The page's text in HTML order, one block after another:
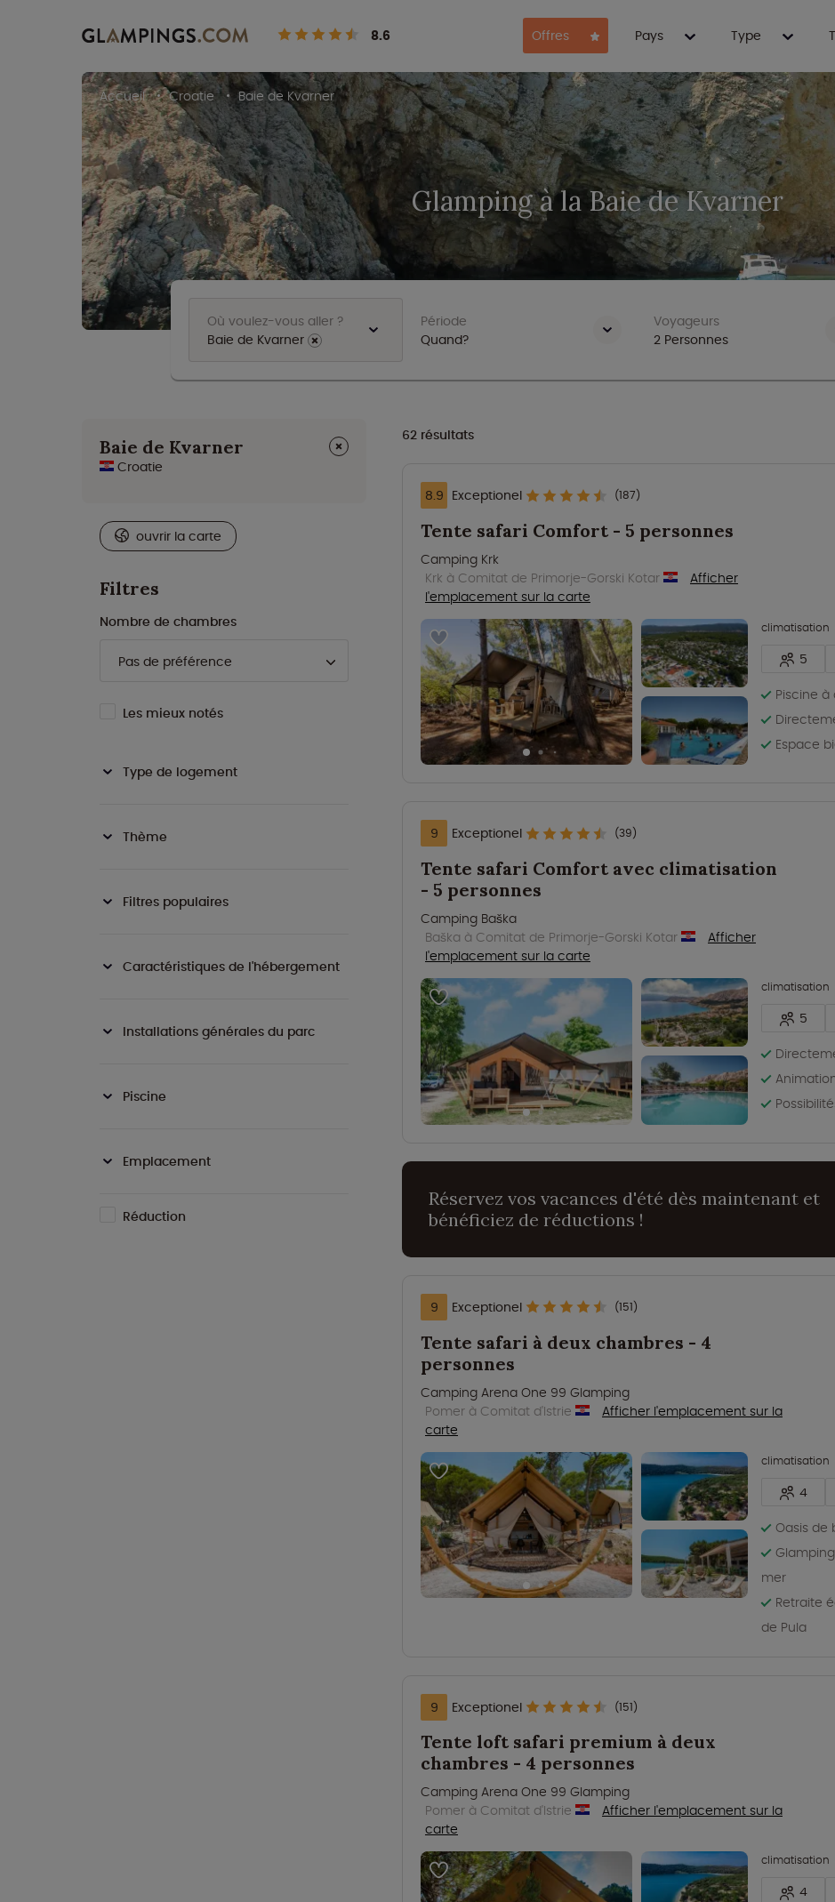
8.6 Offres Pays Type
Accueil Croatie Baie de Kvarner
Glamping à la Baie de Kvarner
Où voulez-vous aller ?
Baie de Kvarner ⨯
Période
Quand?
Voyageurs
2 Personnes
Baie de Kvarner ⨯
Croatie
ouvrir la carte
Filtres
Nombre de chambres
Les mieux notés
Type de logement
Thème
Filtres populaires
Caractéristiques de l'hébergement
Installations générales du parc
Piscine
Emplacement
Réduction
62 résultats
8.9 Exceptionel (187)
Tente safari Comfort - 5 personnes
Camping Krk
Krk à Comitat de Primorje-Gorski Kotar
Afficher
l'emplacement sur la carte
climatisation
5
Piscine
Espace
9 Exceptionel (39)
Tente safari Comfort avec climatisation
- 5 personnes
Camping Baška
Baška à Comitat de Primorje-Gorski Kotar
Afficher
l'emplacement sur la carte
climatisation
5
Réservez vos vacances d'été dès maintenant et
bénéficiez de réductions !
9 Exceptionel (151)
Tente safari à deux chambres - 4
personnes
Camping Arena One 99 Glamping
Pomer à Comitat d'Istrie
Afficher l'emplacement sur la
carte
climatisation
4
Oasis
mer
Retraite
de Pula
9 Exceptionel (151)
Tente loft safari premium à deux
chambres - 4 personnes
Camping Arena One 99 Glamping
Pomer à Comitat d'Istrie
Afficher l'emplacement sur la
carte
climatisation
4